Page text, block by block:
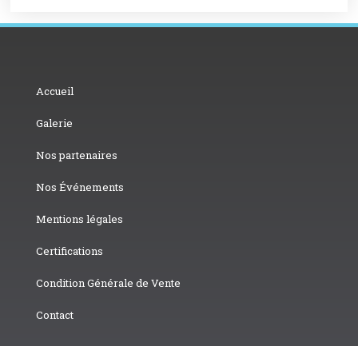
Accueil
Galerie
Nos partenaires
Nos Événements
Mentions légales
Certifications
Condition Générale de Vente
Contact